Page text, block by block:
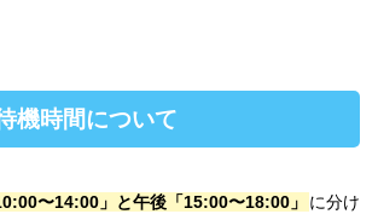
機時間について
〜14:00」と午後「15:00〜18:00」
に分け